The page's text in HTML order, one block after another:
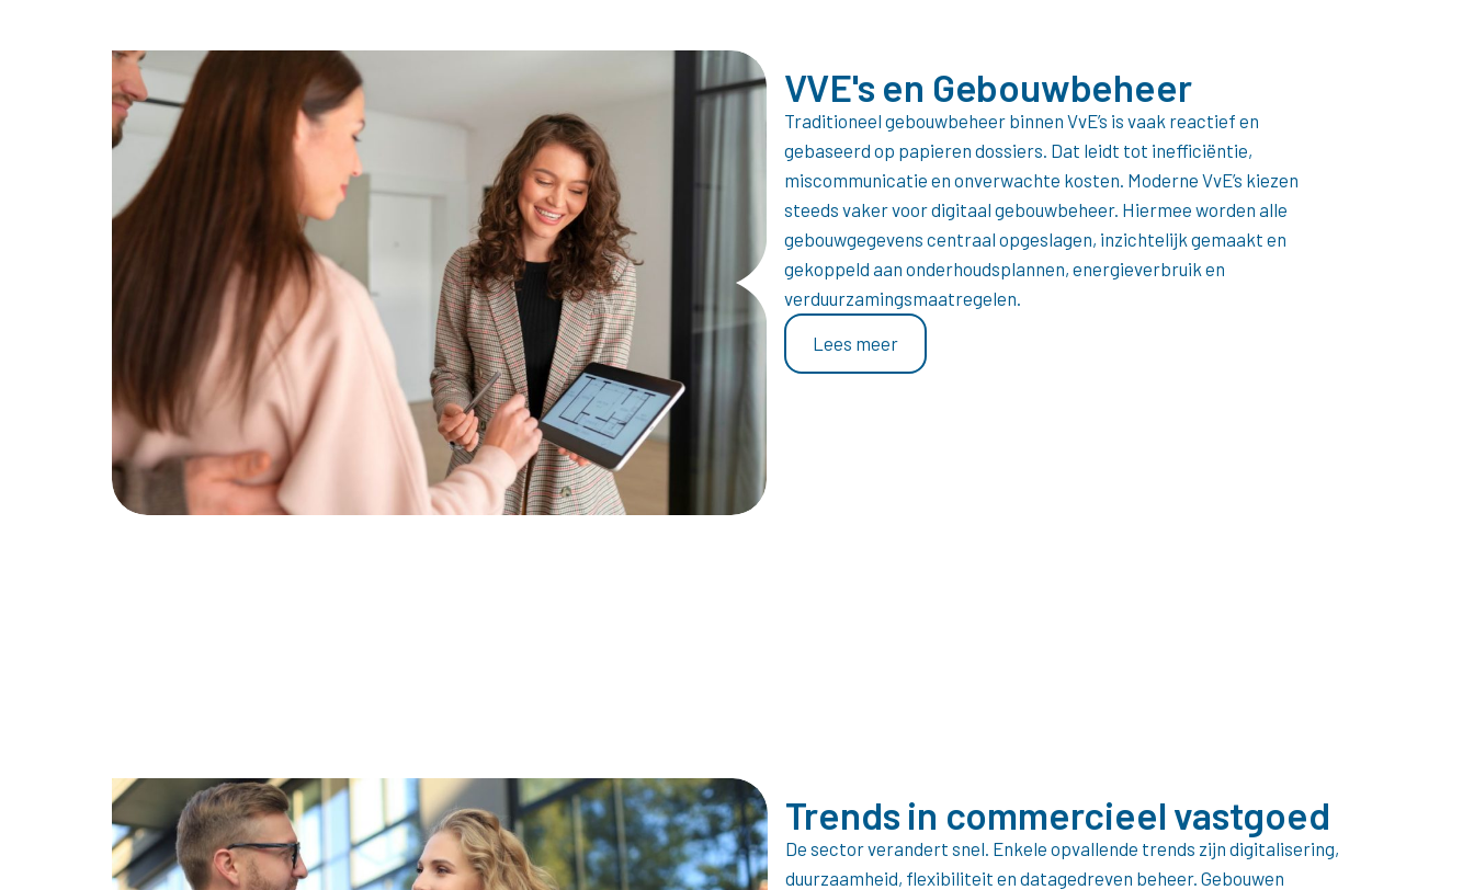
VVE's en Gebouwbeheer
Traditioneel gebouwbeheer binnen VvE’s is vaak reactief en
gebaseerd op papieren dossiers. Dat leidt tot inefficiëntie,
miscommunicatie en onverwachte kosten. Moderne VvE’s kiezen
steeds vaker voor digitaal gebouwbeheer. Hiermee worden alle
gebouwgegevens centraal opgeslagen, inzichtelijk gemaakt en
gekoppeld aan onderhoudsplannen, energieverbruik en
verduurzamingsmaatregelen.
Lees meer
Trends in commercieel vastgoed
De sector verandert snel. Enkele opvallende trends zijn digitalisering,
duurzaamheid, flexibiliteit en datagedreven beheer. Gebouwen